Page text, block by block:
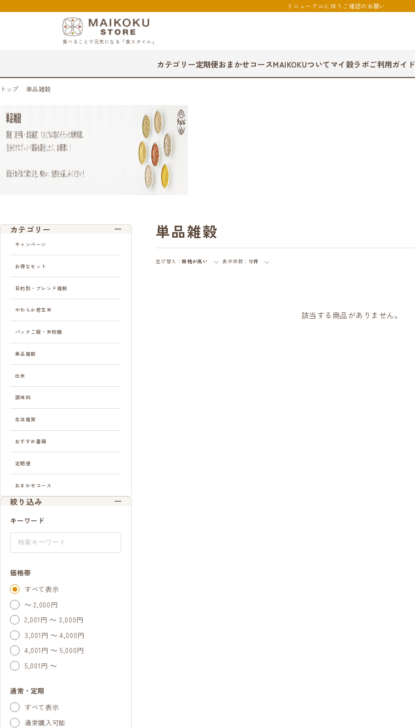
リニューアルに伴うご確認のお願い
食べることで元気になる「食スタイル」
カテゴリー定期便おまかせコースMAIKOKUついてマイ穀ラボご利用ガイド
トップ 単品雑穀
カテゴリー
キャンペーン
お得なセット
目的別・ブレンド雑穀
やわらか若玄米
パックご飯・米粉麺
単品雑穀
白米
調味料
生活雑貨
おすすめ書籍
定期便
おまかせコース
絞り込み
キーワード
価格帯
すべて表示
～ 2,000円
2,001円 ～ 3,000円
3,001円 ～ 4,000円
4,001円 ～ 5,000円
5,001円 ～
通常・定期
すべて表示
通常購入可能
単品雑穀
並び替え：価格が高い 表示件数： 12件
該当する商品がありません。